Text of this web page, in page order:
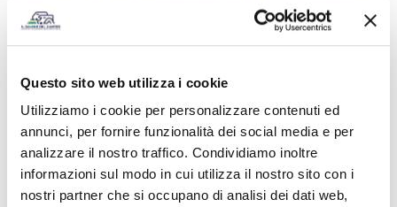
Questo sito web utilizza i cookie
Utilizziamo i cookie per personalizzare contenuti ed
annunci, per fornire funzionalità dei social media e per
analizzare il nostro traffico. Condividiamo inoltre
informazioni sul modo in cui utilizza il nostro sito con i
nostri partner che si occupano di analisi dei dati web,
sito e personalizzare le informazioni che
appariranno. Il titolare si riserva inoltre il diritto di
sugli utenti del sito, quali ad esempio tipo di
browser internet e sistema operativo utilizzato, per
finalità statistiche o di sicurezza
Tipi di cookie